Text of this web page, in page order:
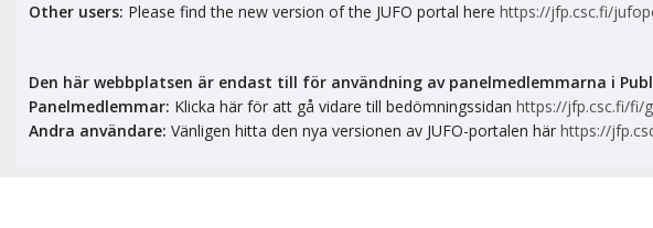
Other users: Please find the new version of the JUFO portal here https://jfp.csc.fi/
Den här webbplatsen är endast till för användning av panelmedlemmarna i
Panelmedlemmar: Klicka här för att gå vidare till bedömningssidan https://jfp.csc.fi/fi/
Andra användare: Vänligen hitta den nya versionen av JUFO-portalen här https://